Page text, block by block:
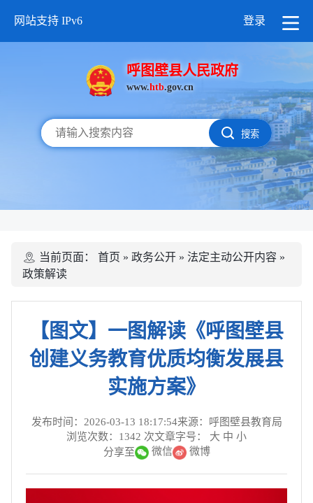
网站支持 IPv6 登录
呼图壁县人民政府
www.htb.gov.cn
搜索
当前页面： 首页 » 政务公开 » 法定主动公开内容 »
政策解读
【图文】一图解读《呼图壁县
创建义务教育优质均衡发展县
实施方案》
发布时间：2026-03-13 18:17:54来源：呼图壁县教育局
浏览次数： 1342 次文章字号： 大 中 小
分享至
微信 微博